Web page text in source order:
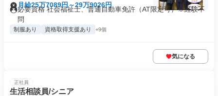
月給25万7089円～29万9026円
必要資格 社会福祉士、普通自動車免許（AT限定可）※経験不
問
制服あり 資格取得支援あり +9個
気になる
正社員
生活相談員/シニア